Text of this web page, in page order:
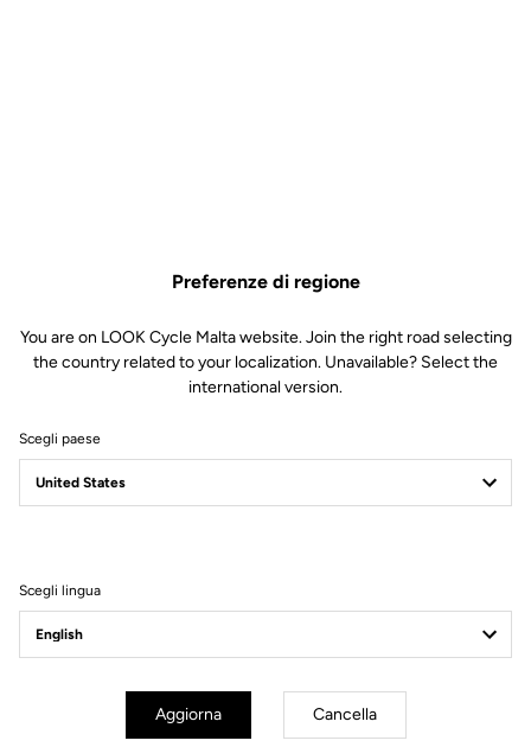
Endurance
Preferenze di regione
You are on LOOK Cycle Malta website. Join the right road selecting
the country related to your localization. Unavailable? Select the
international version.
Scegli paese
Scegli lingua
Aggiorna Cancella